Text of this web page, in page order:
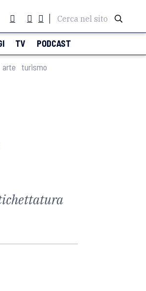
Cerca nel sito
TV PODCAST
arte turismo